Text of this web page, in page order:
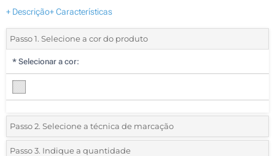
+ Descrição+ Características
Passo 1. Selecione a cor do produto
* Selecionar a cor:
Passo 2. Selecione a técnica de marcação
*Selecione o tipo de marcação e as cores do logotipo:
Passo 3. Indique a quantidade